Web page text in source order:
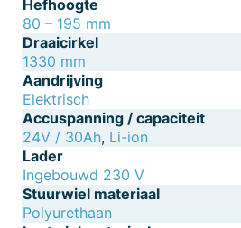
Hefhoogte
80 – 195 mm
Draaicirkel
1330 mm
Aandrijving
Elektrisch
Accuspanning / capaciteit
24V / 30Ah, Li-ion
Lader
Ingebouwd 230 V
Stuurwiel materiaal
Polyurethaan